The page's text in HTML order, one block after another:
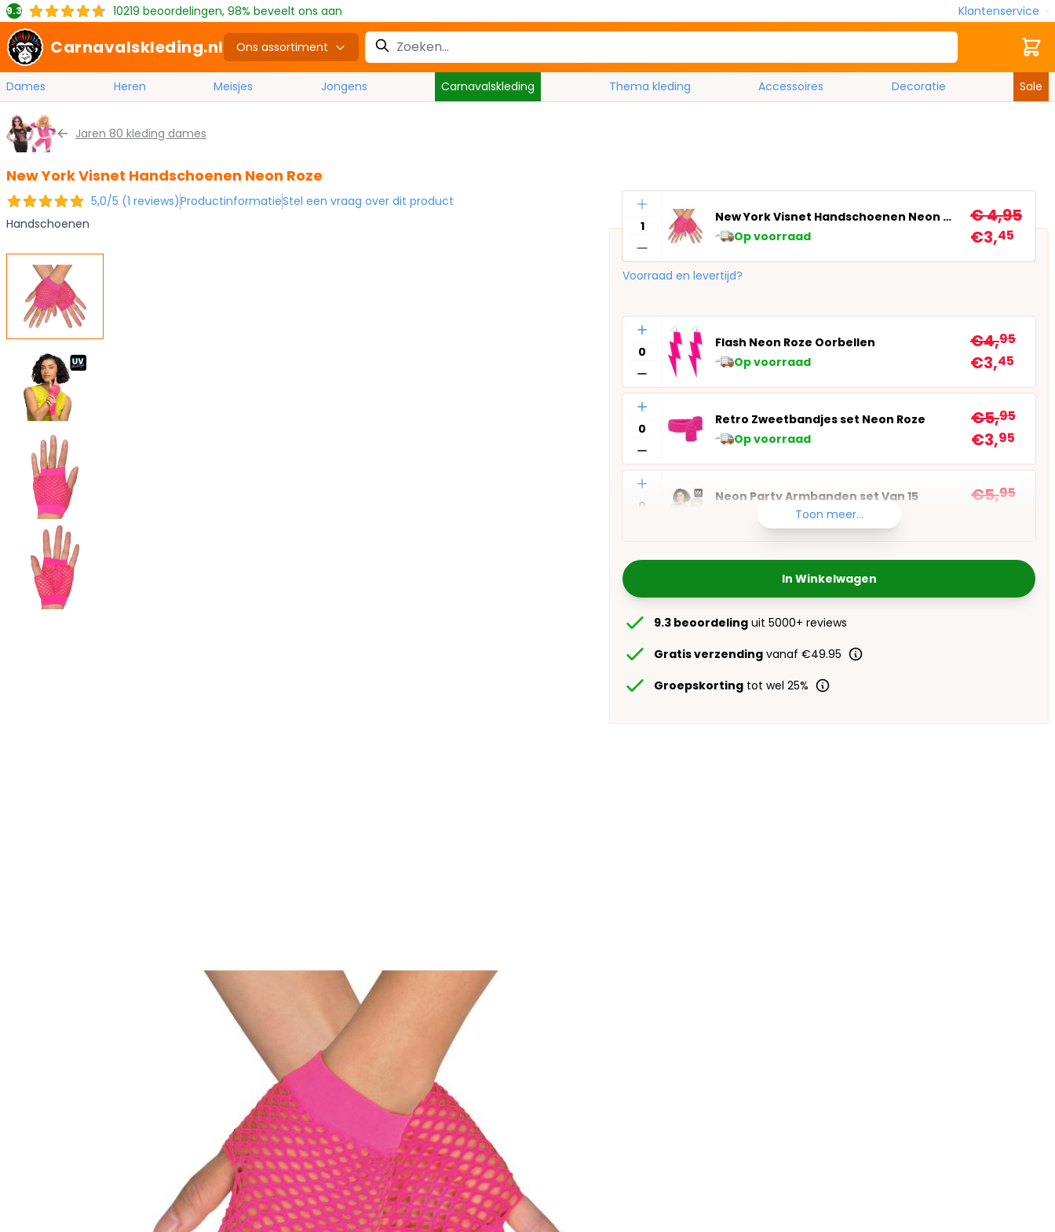
9.3 10219 beoordelingen, 98% beveelt ons aan Klantenservice
Carnavalskleding.nl Ons assortiment
Zoek Cart
Dames Heren Meisjes Jongens Carnavalskleding Thema kleding Accessoires Decoratie
Sale
Jaren 80 kleding dames
New York Visnet Handschoenen Neon Roze
5,0/5 (1 reviews)ProductinformatieStel een vraag over dit product
Handschoenen
Aantal
New York Visnet Handschoenen Neon Roze
Op voorraad
€ 4,95
€3,45
Voorraad en levertijd?
Aantal
Flash Neon Roze Oorbellen
Op voorraad
€4,95
€3,45
Aantal
Retro Zweetbandjes set Neon Roze
Op voorraad
€5,95
€3,95
Aantal
Neon Party Armbanden set Van 15
Op voorraad
€5,95
Toon meer...
In Winkelwagen
9.3 beoordeling uit 5000+ reviews
Gratis verzending vanaf €49.95
Groepskorting tot wel 25%